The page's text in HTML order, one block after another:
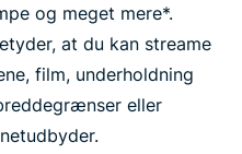
og meget mere*.
at du kan streame
film, underholdning
eller